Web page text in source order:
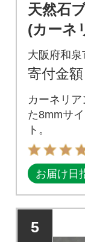
天然石
(カーネ
大阪府和泉
寄付金額
カーネリ
た8mmサ
ト。
お届け日
5